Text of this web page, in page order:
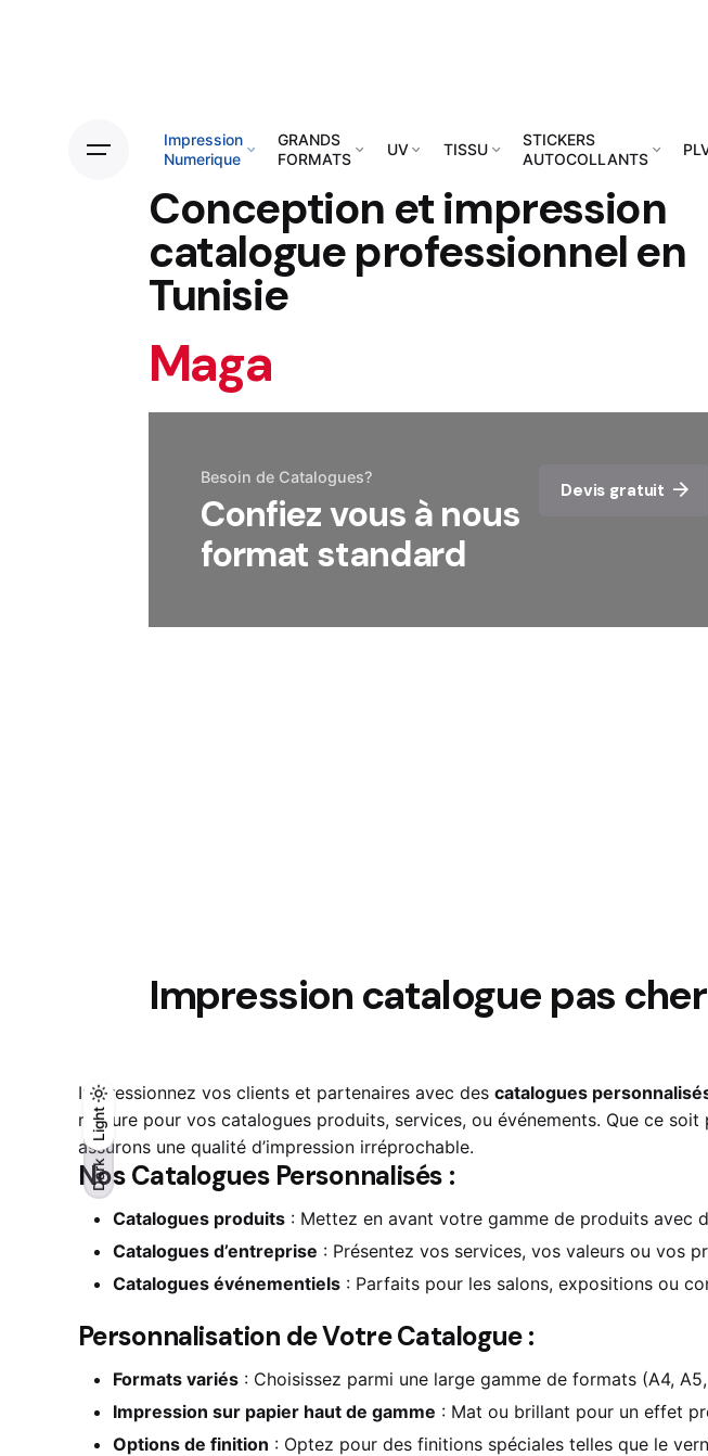
Dark
Light
Dark
Light
Impression
Numerique
GRANDS
FORMATS
UV TISSU
STICKERS
AUTOCOLLANTS
Conception et impression
catalogue professionnel en
Tunisie
Magazines
Besoin de Catalogues?
Confiez vous à nous
format standard
Devis gratuit
Impression catalogue pas
Impressionnez vos clients et partenaires avec des catalogues
mesure pour vos catalogues produits, services, ou événements. Que ce
assurons une qualité d’impression irréprochable.
Nos Catalogues Personnalisés :
Catalogues produits : Mettez en avant votre gamme de produits avec
Catalogues d’entreprise : Présentez vos services, vos valeurs ou vos
Catalogues événementiels : Parfaits pour les salons, expositions ou
Personnalisation de Votre Catalogue :
Formats variés : Choisissez parmi une large gamme de formats (A4,
Impression sur papier haut de gamme : Mat ou brillant pour un effet
Options de finition : Optez pour des finitions spéciales telles que le